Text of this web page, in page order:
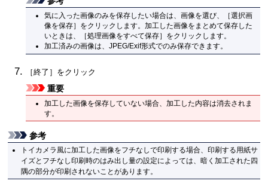
気に入った画像のみを保存したい場合は、画像を選び、［選択画
像を保存］をクリックします。 加工した画像をまとめて保存した
いときは、［処理画像をすべて保存］をクリックします。
加工済みの画像は、 JPEG/Exif形式でのみ保存できます。
［終了 ］をクリック
重要
加工した画像を保存していない場合、加工した内容は消去されま
す。
参考
トイカメラ風に加工した画像をフチなしで印刷する場合、印刷する用紙サ
イズとフチなし印刷時のはみ出し量の設定によっては、暗く加工された四
隅の部分が印刷されないことがあります。